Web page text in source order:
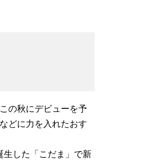
の秋にデビューを予
どに力を入れたおす
生した「こだま」で新